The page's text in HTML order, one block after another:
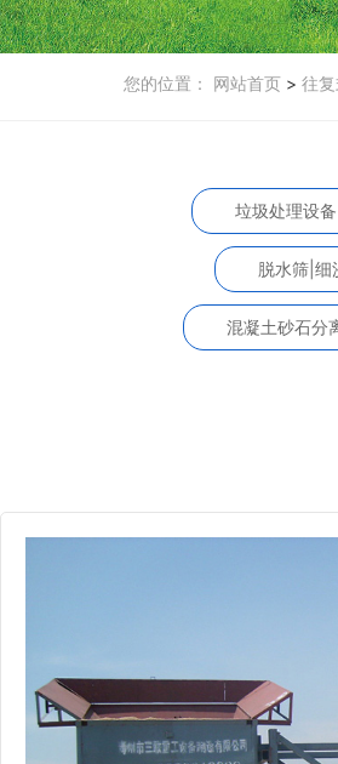
您的位置： 网站首页 > 往
垃圾处理设备
脱水筛|细
混凝土砂石分